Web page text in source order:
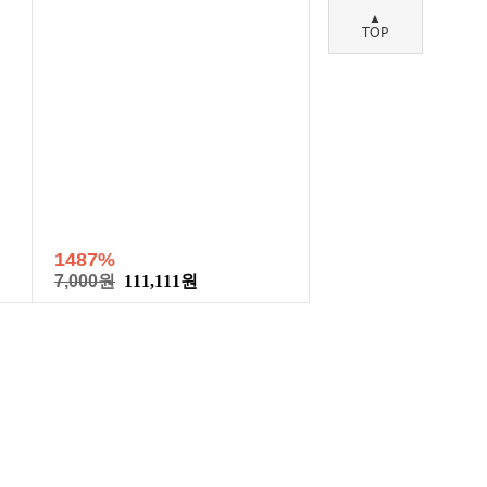
▲
TOP
1487%
7,000원 111,111원